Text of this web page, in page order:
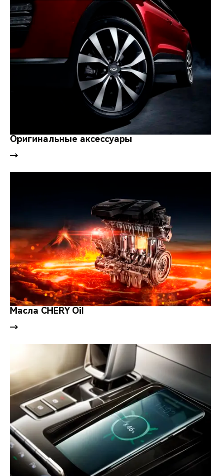
Оригинальные аксессуары
Масла CHERY Oil